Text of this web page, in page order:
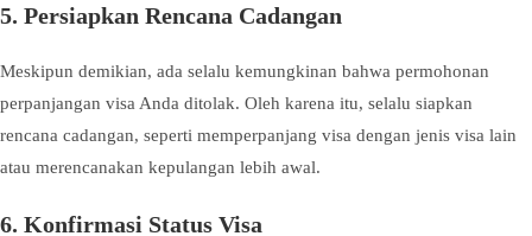
5. Persiapkan Rencana Cadangan
Meskipun demikian, ada selalu kemungkinan bahwa permohonan
perpanjangan visa Anda ditolak. Oleh karena itu, selalu siapkan
rencana cadangan, seperti memperpanjang visa dengan jenis visa lain
atau merencanakan kepulangan lebih awal.
6. Konfirmasi Status Visa